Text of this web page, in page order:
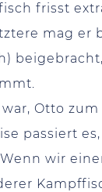
frisst
mag er
war, Otto
passiert
wir